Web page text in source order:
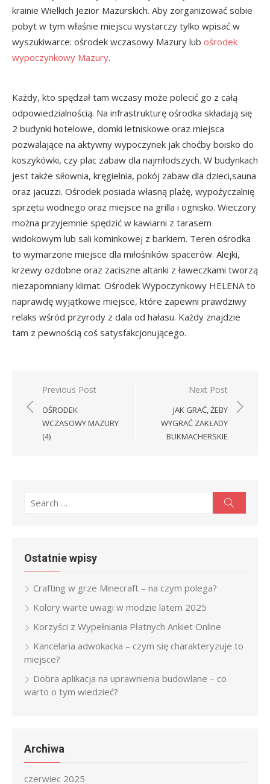
krainie Wielkich Jezior Mazurskich. Aby zorganizować sobie
pobyt w tym właśnie miejscu wystarczy tylko wpisać w
wyszukiwarce: ośrodek wczasowy Mazury lub ośrodek
wypoczynkowy Mazury.
Każdy, kto spędzał tam wczasy może polecić go z całą
odpowiedzialnością. Na infrastrukturę ośrodka składają się
2 budynki hotelowe, domki letniskowe oraz miejsca
pozwalające na aktywny wypoczynek jak choćby boisko do
koszykówki, czy plac zabaw dla najmłodszych. W budynkach
jest także siłownia, kręgielnia, pokój zabaw dla dzieci,sauna
oraz jacuzzi. Ośrodek posiada własną plażę, wypożyczalnię
sprzętu wodnego oraz miejsce na grilla i ognisko. Wieczory
można przyjemnie spędzić w kawiarni z tarasem
widokowym lub sali kominkowej z barkiem. Teren ośrodka
to wymarzone miejsce dla miłośników spacerów. Alejki,
krzewy ozdobne oraz zaciszne altanki z ławeczkami tworzą
niezapomniany klimat. Ośrodek Wypoczynkowy HELENA to
naprawdę wyjątkowe miejsce, które zapewni prawdziwy
relaks wśród przyrody z dala od hałasu. Każdy znajdzie
tam z pewnością coś satysfakcjonującego.
Nawigacja
wpisu
Previous Post
OŚRODEK
WCZASOWY MAZURY
(4)
Next Post
JAK GRAĆ, ŻEBY
WYGRAĆ ZAKŁADY
BUKMACHERSKIE
Search
Ostatnie wpisy
Crafting w grze Minecraft – na czym polega?
Kolory warte uwagi w modzie latem 2025
Korzyści z Wypełniania Płatnych Ankiet Online
Kancelaria adwokacka – czym się charakteryzuje to
miejsce?
Dobra aplikacja na uprawnienia budowlane – co
warto o tym wiedzieć?
Archiwa
czerwiec 2025